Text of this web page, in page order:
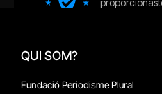
QUI SOM?
Fundació Periodisme Plural